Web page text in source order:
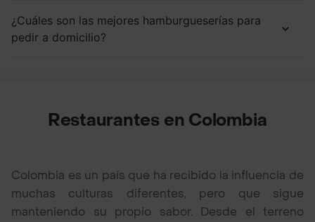
¿Cuáles son las mejores hamburgueserías para
pedir a domicilio?
Restaurantes en Colombia
Colombia es un país que ha recibido la influencia de
muchas culturas diferentes, pero que sigue
manteniendo su propio sabor. Desde el terreno